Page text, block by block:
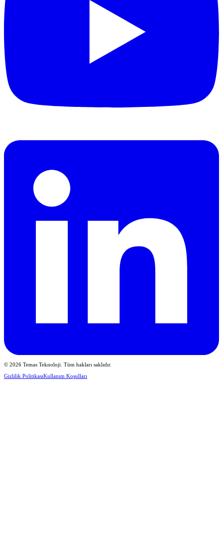
© 2026 Temas Teknoloji. Tüm hakları saklıdır.
Gizlilik PolitikasıKullanım Koşulları